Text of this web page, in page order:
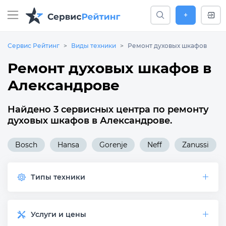
+
Сервис Рейтинг Виды техники Ремонт духовых шкафов
Ремонт духовых шкафов в
Александрове
Найдено 3 сервисных центра по ремонту
духовых шкафов в Александрове.
Bosch Hansa Gorenje Neff Zanussi
Типы техники
Услуги и цены